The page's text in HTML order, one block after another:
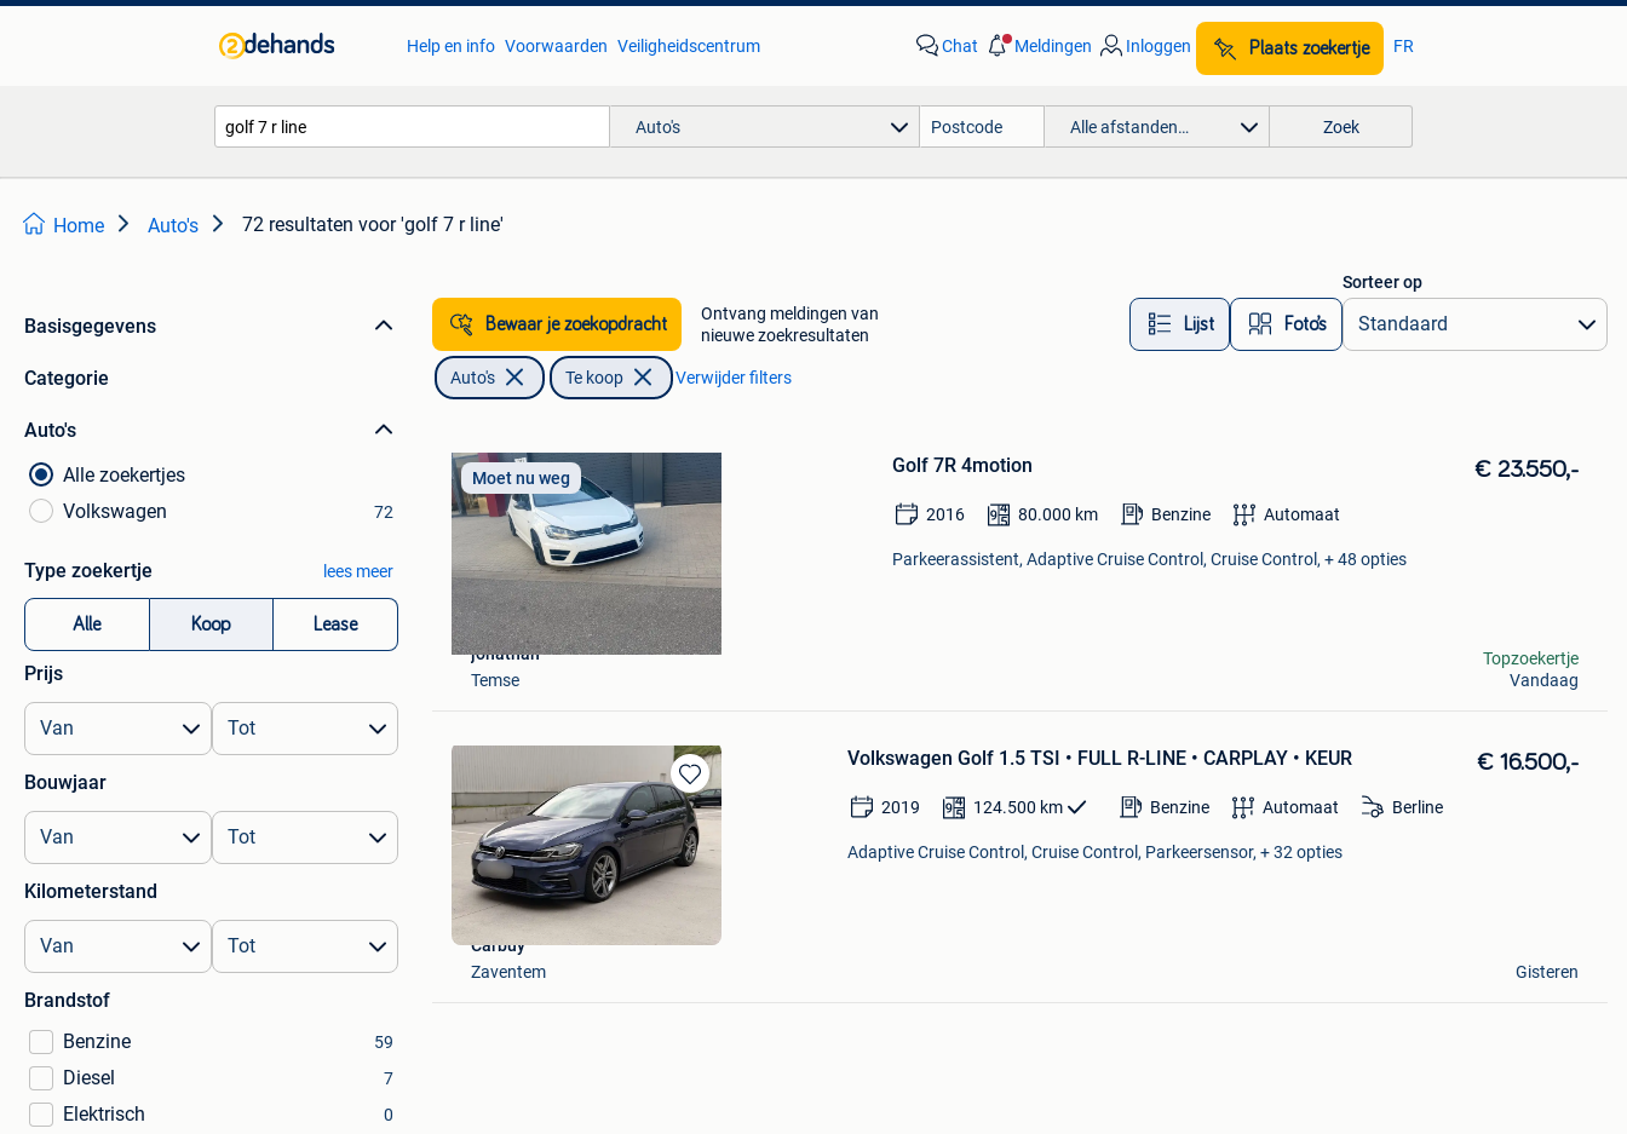
Help en info Voorwaarden Veiligheidscentrum Chat Meldingen Inloggen Plaats zoekertje FR
Auto's Alle afstanden… Zoek
Home Auto's 72 resultaten voor 'golf 7 r line'
Basisgegevens
Categorie
Auto's
Alle zoekertjes
Volkswagen
72
Type zoekertje lees meer
Alle Koop Lease
Prijs
Bouwjaar
Kilometerstand
Brandstof
Benzine
59
Diesel 7
Elektrisch 0
Bewaar je zoekopdracht
Ontvang meldingen van
nieuwe zoekresultaten
Lijst Foto’s
Sorteer op
Auto's Te koop Verwijder filters
Moet nu weg
Golf 7R 4motion € 23.550,-
2016 80.000 km Benzine Automaat
Parkeerassistent, Adaptive Cruise Control, Cruise Control, + 48 opties
jonathan
Temse
Topzoekertje
Vandaag
Bewaren
in
Mijn
Favorieten
Volkswagen Golf 1.5 TSI • FULL R-LINE • CARPLAY • KEUR € 16.500,-
2019 124.500 km Benzine Automaat Berline
Adaptive Cruise Control, Cruise Control, Parkeersensor, + 32 opties
Carbuy
Zaventem
Gisteren